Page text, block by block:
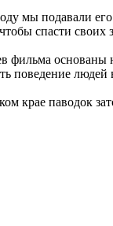
мы подавали
спасти своих
фильма основаны
поведение людей
крае паводок